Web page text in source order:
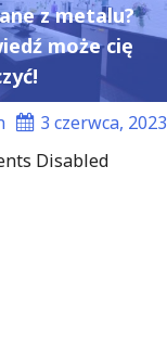
z metalu?
może cię
3 czerwca, 2023
Disabled